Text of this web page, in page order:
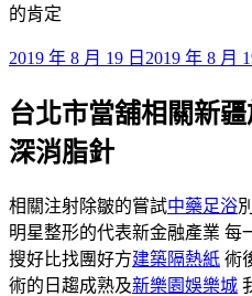
容
的肯定
發
於
2019 年 8 月 19 日 2019 年 8 月
台北市當舖相關新
深消脂針
相關注射除皺的嘗試中藥足浴
明星整形的代表新金融產業 每
搜好比找團好方建築隔熱紙 術
術的日趨成熟及新樂園娛樂城